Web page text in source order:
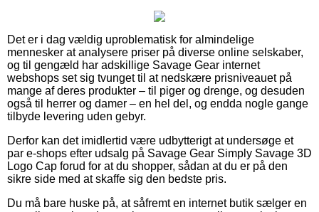
Det er i dag vældig uproblematisk for almindelige
mennesker at analysere priser på diverse online selskaber,
og til gengæld har adskillige Savage Gear internet
webshops set sig tvunget til at nedskære prisniveauet på
mange af deres produkter – til piger og drenge, og desuden
også til herrer og damer – en hel del, og endda nogle gange
tilbyde levering uden gebyr.
Derfor kan det imidlertid være udbytterigt at undersøge et
par e-shops efter udsalg på Savage Gear Simply Savage 3D
Logo Cap forud for at du shopper, sådan at du er på den
sikre side med at skaffe sig den bedste pris.
Du må bare huske på, at såfremt en internet butik sælger en